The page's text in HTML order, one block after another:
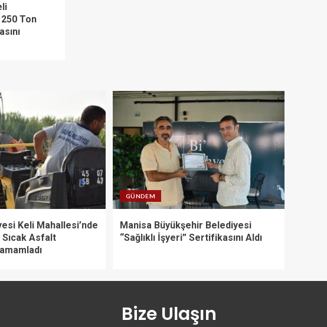
Ton
Keli Mahallesi’nde
Sıcak Asfalt
GÜNDEM
Manisa Büyükşehir Belediyesi
“Sağlıklı İşyeri” Sertifikasını Aldı
Bize Ulaşın